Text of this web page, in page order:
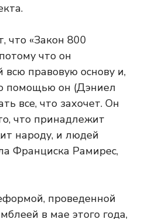
что «Закон 800
что он
всю правовую основу и,
помощью он (Дэниел
все, что захочет. Он
что принадлежит
народу, и людей
Франциска Рамирес,
проведенной
в мае этого года,